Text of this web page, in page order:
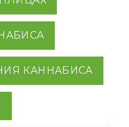
КАННАБИСА